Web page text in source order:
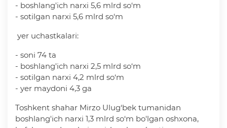
- boshlang'ich narxi 5,6 mlrd so‘m
- sotilgan narxi 5,6 mlrd so‘m
yer uchastkalari:
- soni 74 ta
- boshlang'ich narxi 2,5 mlrd so‘m
- sotilgan narxi 4,2 mlrd so‘m
- yer maydoni 4,3 ga
Toshkent shahar Mirzo Ulug‘bek tumanidan
boshlang'ich narxi 1,3 mlrd so‘m bo'lgan oshxona,